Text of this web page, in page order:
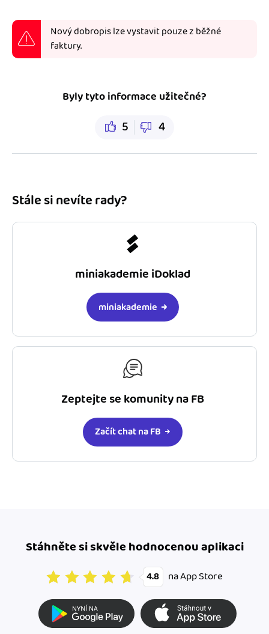
Nový dobropis lze vystavit pouze z běžné
faktury.
Byly tyto informace užitečné?
5 4
Stále si nevíte rady?
miniakademie iDoklad
miniakademie
Zeptejte se komunity na FB
Začít chat na FB
Stáhněte si skvěle hodnocenou aplikaci
4.8 na App Store